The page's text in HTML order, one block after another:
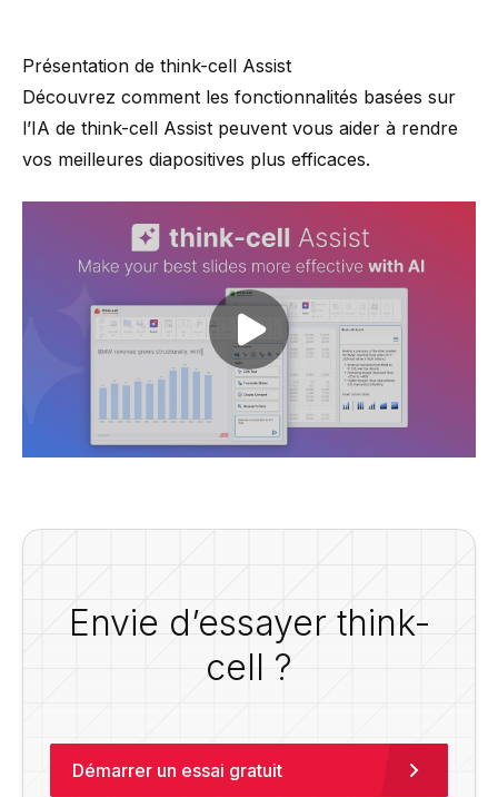
Présentation de think-cell Assist
Découvrez comment les fonctionnalités basées sur
l’IA de think-cell Assist peuvent vous aider à rendre
vos meilleures diapositives plus efficaces.
Play video
Envie d’essayer think-
cell ?
Démarrer un essai gratuit